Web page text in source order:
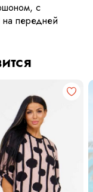
с
на передней